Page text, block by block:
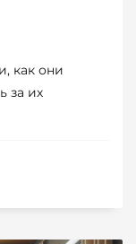
как они
за их